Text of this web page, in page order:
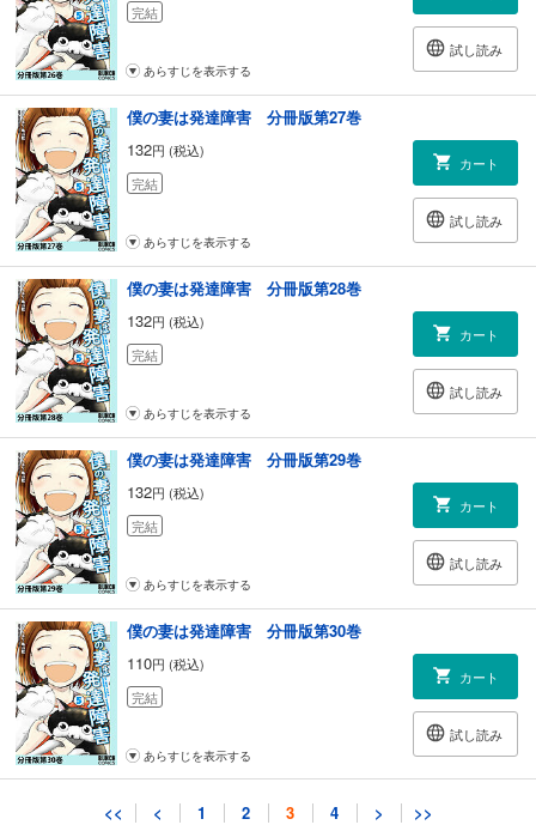
完結
試し読み
あらすじを表示する
僕の妻は発達障害 分冊版第27巻
132円 (税込)
完結
カート
試し読み
あらすじを表示する
僕の妻は発達障害 分冊版第28巻
132円 (税込)
完結
カート
試し読み
あらすじを表示する
僕の妻は発達障害 分冊版第29巻
132円 (税込)
完結
カート
試し読み
あらすじを表示する
僕の妻は発達障害 分冊版第30巻
110円 (税込)
完結
カート
試し読み
あらすじを表示する
僕の妻は発達障害 分冊版第31巻
<< < 1 2 3 4 > >>